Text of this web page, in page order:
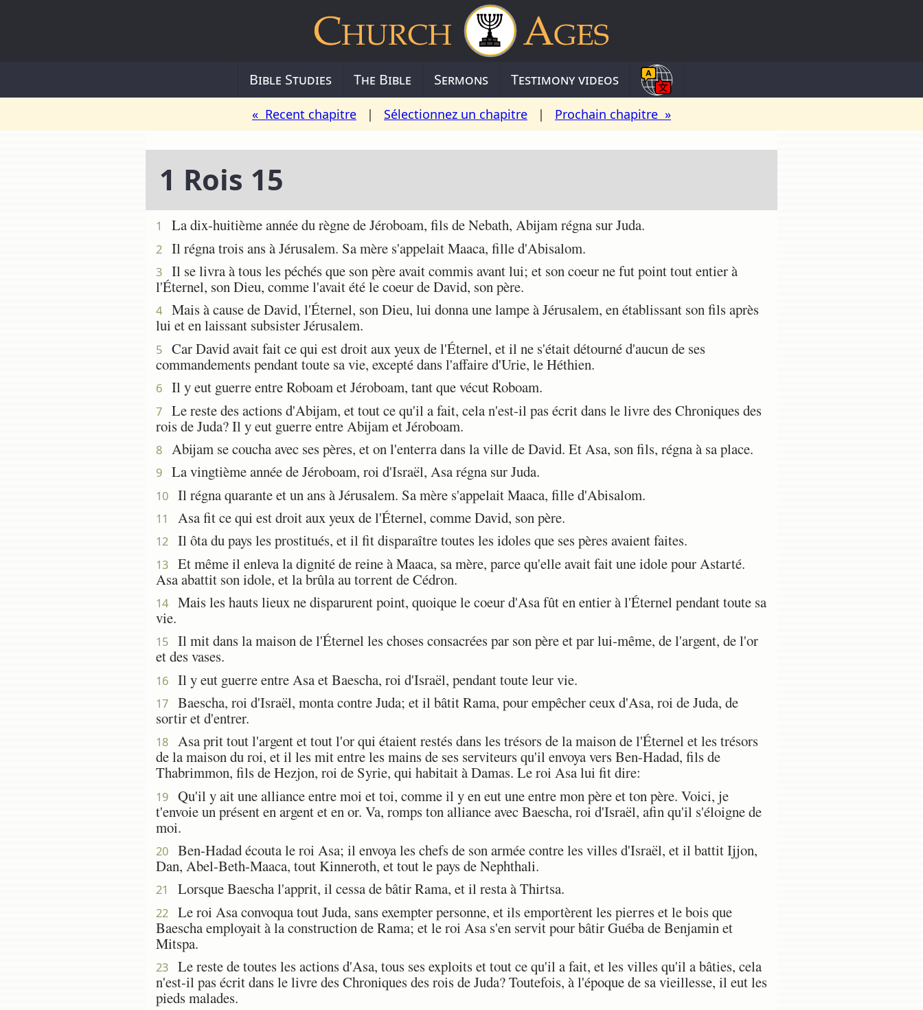
Bible Studies The Bible Sermons Testimony videos
« Recent chapitre | Sélectionnez un chapitre | Prochain chapitre »
1 Rois 15
1 La dix-huitième année du règne de Jéroboam, fils de Nebath, Abijam régna sur Juda.
2 Il régna trois ans à Jérusalem. Sa mère s'appelait Maaca, fille d'Abisalom.
3
Il se livra à tous les péchés que son père avait commis avant lui; et son coeur ne fut point tout entier à
l'Éternel, son Dieu, comme l'avait été le coeur de David, son père.
4
Mais à cause de David, l'Éternel, son Dieu, lui donna une lampe à Jérusalem, en établissant son fils après
lui et en laissant subsister Jérusalem.
5
Car David avait fait ce qui est droit aux yeux de l'Éternel, et il ne s'était détourné d'aucun de ses
commandements pendant toute sa vie, excepté dans l'affaire d'Urie, le Héthien.
6 Il y eut guerre entre Roboam et Jéroboam, tant que vécut Roboam.
7
Le reste des actions d'Abijam, et tout ce qu'il a fait, cela n'est-il pas écrit dans le livre des Chroniques des
rois de Juda? Il y eut guerre entre Abijam et Jéroboam.
8 Abijam se coucha avec ses pères, et on l'enterra dans la ville de David. Et Asa, son fils, régna à sa place.
9 La vingtième année de Jéroboam, roi d'Israël, Asa régna sur Juda.
10 Il régna quarante et un ans à Jérusalem. Sa mère s'appelait Maaca, fille d'Abisalom.
11 Asa fit ce qui est droit aux yeux de l'Éternel, comme David, son père.
12 Il ôta du pays les prostitués, et il fit disparaître toutes les idoles que ses pères avaient faites.
13
Et même il enleva la dignité de reine à Maaca, sa mère, parce qu'elle avait fait une idole pour Astarté.
Asa abattit son idole, et la brûla au torrent de Cédron.
14
Mais les hauts lieux ne disparurent point, quoique le coeur d'Asa fût en entier à l'Éternel pendant toute sa
vie.
15
Il mit dans la maison de l'Éternel les choses consacrées par son père et par lui-même, de l'argent, de l'or
et des vases.
16 Il y eut guerre entre Asa et Baescha, roi d'Israël, pendant toute leur vie.
17
Baescha, roi d'Israël, monta contre Juda; et il bâtit Rama, pour empêcher ceux d'Asa, roi de Juda, de
sortir et d'entrer.
18
Asa prit tout l'argent et tout l'or qui étaient restés dans les trésors de la maison de l'Éternel et les trésors
de la maison du roi, et il les mit entre les mains de ses serviteurs qu'il envoya vers Ben-Hadad, fils de
Thabrimmon, fils de Hezjon, roi de Syrie, qui habitait à Damas. Le roi Asa lui fit dire:
19
Qu'il y ait une alliance entre moi et toi, comme il y en eut une entre mon père et ton père. Voici, je
t'envoie un présent en argent et en or. Va, romps ton alliance avec Baescha, roi d'Israël, afin qu'il s'éloigne de
moi.
20
Ben-Hadad écouta le roi Asa; il envoya les chefs de son armée contre les villes d'Israël, et il battit Ijjon,
Dan, Abel-Beth-Maaca, tout Kinneroth, et tout le pays de Nephthali.
21 Lorsque Baescha l'apprit, il cessa de bâtir Rama, et il resta à Thirtsa.
22
Le roi Asa convoqua tout Juda, sans exempter personne, et ils emportèrent les pierres et le bois que
Baescha employait à la construction de Rama; et le roi Asa s'en servit pour bâtir Guéba de Benjamin et
Mitspa.
23
Le reste de toutes les actions d'Asa, tous ses exploits et tout ce qu'il a fait, et les villes qu'il a bâties, cela
n'est-il pas écrit dans le livre des Chroniques des rois de Juda? Toutefois, à l'époque de sa vieillesse, il eut les
pieds malades.